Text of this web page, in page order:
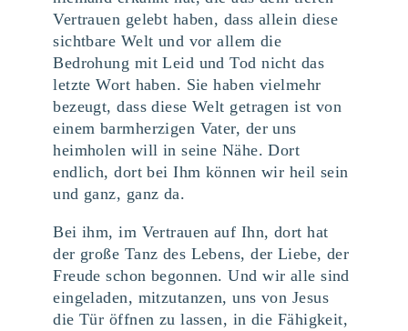
Vertrauen gelebt haben, dass allein diese
sichtbare Welt und vor allem die
Bedrohung mit Leid und Tod nicht das
letzte Wort haben. Sie haben vielmehr
bezeugt, dass diese Welt getragen ist von
einem barmherzigen Vater, der uns
heimholen will in seine Nähe. Dort
endlich, dort bei Ihm können wir heil sein
und ganz, ganz da.
Bei ihm, im Vertrauen auf Ihn, dort hat
der große Tanz des Lebens, der Liebe, der
Freude schon begonnen. Und wir alle sind
eingeladen, mitzutanzen, uns von Jesus
die Tür öffnen zu lassen, in die Fähigkeit,